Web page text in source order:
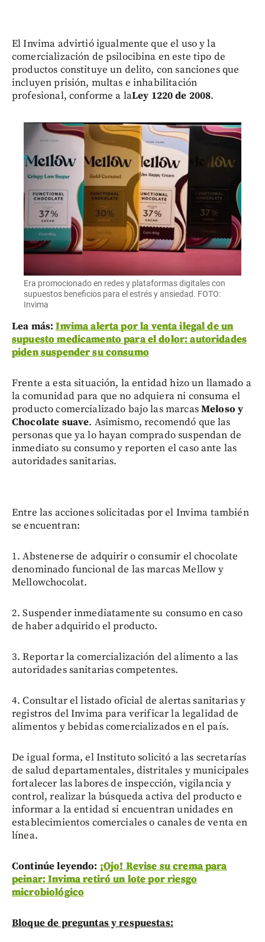
El Invima advirtió igualmente que el uso y la
comercialización de psilocibina en este tipo de
productos constituye un delito, con sanciones que
incluyen prisión, multas e inhabilitación
profesional, conforme a laLey 1220 de 2008.
Era promocionado en redes y plataformas digitales con
supuestos beneficios para el estrés y ansiedad. FOTO:
Invima
Lea más:Invima alerta por la venta ilegal de un
supuesto medicamento para el dolor: autoridades
piden suspender su consumo
Frente a esta situación, la entidad hizo un llamado a
la comunidad para que no adquiera ni consuma el
producto comercializado bajo las marcasMeloso y
Chocolate suave. Asimismo, recomendó que las
personas que ya lo hayan comprado suspendan de
inmediato su consumo y reporten el caso ante las
autoridades sanitarias.
Entre las acciones solicitadas por el Invima también
se encuentran:
1. Abstenerse de adquirir o consumir el chocolate
denominado funcional de las marcas Mellow y
Mellowchocolat.
2. Suspender inmediatamente su consumo en caso
de haber adquirido el producto.
3. Reportar la comercialización del alimento a las
autoridades sanitarias competentes.
4. Consultar el listado oficial de alertas sanitarias y
registros del Invima para verificar la legalidad de
alimentos y bebidas comercializados en el país.
De igual forma, el Instituto solicitó a las secretarías
de salud departamentales, distritales y municipales
fortalecer las labores de inspección, vigilancia y
control, realizar la búsqueda activa del producto e
informar a la entidad si encuentran unidades en
establecimientos comerciales o canales de venta en
línea.
Continúe leyendo: ¡Ojo! Revise su crema para
peinar: Invima retiró un lote por riesgo
microbiológico
Bloque de preguntas y respuestas: